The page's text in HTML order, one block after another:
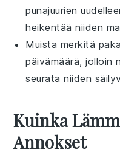
punajuurien
heikentää niiden
Muista merkitä
päivämäärä,
seurata niiden
Kuinka
Annokset